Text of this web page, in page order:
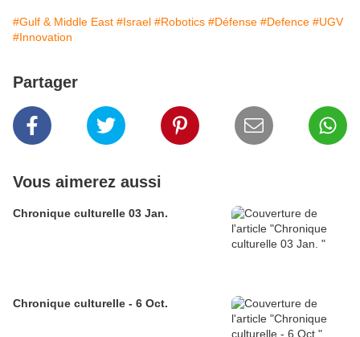
#Gulf & Middle East #Israel #Robotics #Défense #Defence #UGV
#Innovation
Partager
Vous aimerez aussi
Chronique culturelle 03 Jan.
Chronique culturelle - 6 Oct.